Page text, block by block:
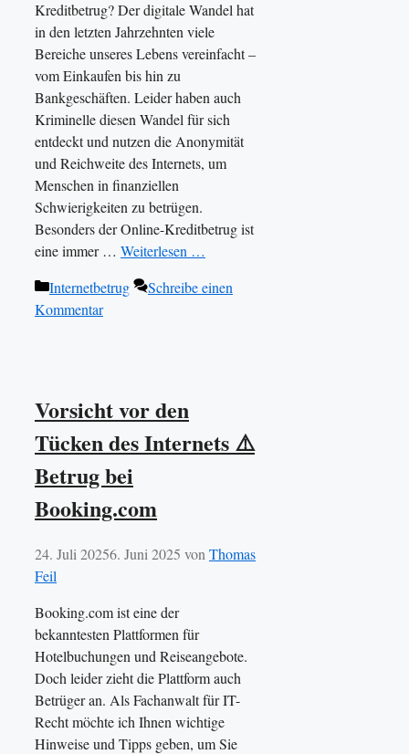
Kreditbetrug? Der digitale Wandel hat
in den letzten Jahrzehnten viele
Bereiche unseres Lebens vereinfacht –
vom Einkaufen bis hin zu
Bankgeschäften. Leider haben auch
Kriminelle diesen Wandel für sich
entdeckt und nutzen die Anonymität
und Reichweite des Internets, um
Menschen in finanziellen
Schwierigkeiten zu betrügen.
Besonders der Online-Kreditbetrug ist
eine immer … Weiterlesen …
Kategorien
Internetbetrug
Schreibe einen
Kommentar
Vorsicht vor den
Tücken des Internets ⚠️
Betrug bei
Booking.com
24. Juli 20256. Juni 2025 von Thomas
Feil
Booking.com ist eine der
bekanntesten Plattformen für
Hotelbuchungen und Reiseangebote.
Doch leider zieht die Plattform auch
Betrüger an. Als Fachanwalt für IT-
Recht möchte ich Ihnen wichtige
Hinweise und Tipps geben, um Sie